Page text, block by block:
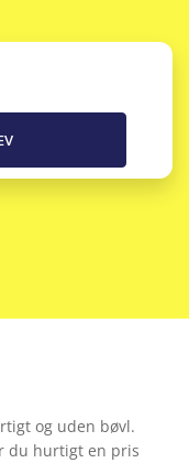
og uden bøvl.
du hurtigt en pris